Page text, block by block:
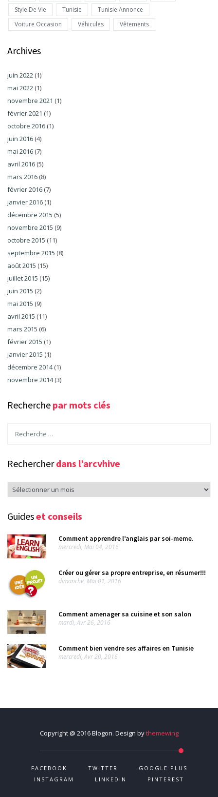
Style De Vie
Tunisie
Tunisie Annonce
Voiture Occasion
Véhicules Vêtements
Archives
juin 2022 (1)
mai 2022 (1)
novembre 2021 (1)
février 2021 (1)
octobre 2016 (1)
juin 2016 (4)
mai 2016 (7)
avril 2016 (5)
mars 2016 (8)
février 2016 (7)
janvier 2016 (1)
décembre 2015 (5)
novembre 2015 (9)
octobre 2015 (11)
septembre 2015 (8)
août 2015 (15)
juillet 2015 (15)
juin 2015 (2)
mai 2015 (9)
avril 2015 (11)
mars 2015 (6)
février 2015 (1)
janvier 2015 (1)
décembre 2014(1)
novembre 2014(3)
Recherche par mots clés
Rechercherdans l’arcvhive
Rechercher
dans
Guideset conseils
Comment apprendre l’anglais par soi-meme.
mercredi, Mai 04, 2016
Créer ou gérer sa propre entreprise, en résumer!!!
dimanche, Mai 01, 2016
Comment amenager sa cuisine et son salon
mardi, Avr 26, 2016
Comment bien vendre ses affaires en Tunisie
mercredi, Avr 20, 2016
Copyright @ 2016 Blogon. Design bythemewing
FACEBOOK TWITTER
GOOGLE PLUS
INSTAGRAM
LINKEDIN PINTEREST